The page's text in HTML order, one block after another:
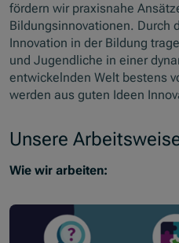
fördern wir praxisnahe
Bildungsinnovationen. Durch
Innovation in der Bildung
und Jugendliche in einer
entwickelnden Welt bestens
werden aus guten Ideen
Unsere
Wie wir arbeiten: